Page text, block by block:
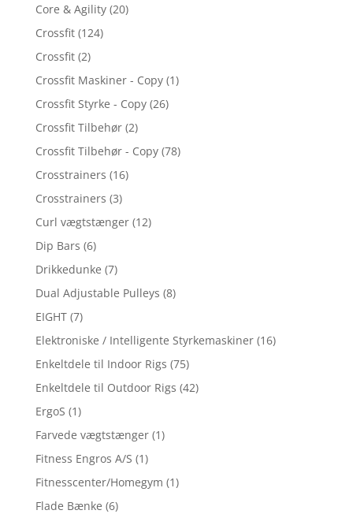
Core & Agility (20)
Crossfit (124)
Crossfit (2)
Crossfit Maskiner - Copy (1)
Crossfit Styrke - Copy (26)
Crossfit Tilbehør (2)
Crossfit Tilbehør - Copy (78)
Crosstrainers (16)
Crosstrainers (3)
Curl vægtstænger (12)
Dip Bars (6)
Drikkedunke (7)
Dual Adjustable Pulleys (8)
EIGHT (7)
Elektroniske / Intelligente Styrkemaskiner (16)
Enkeltdele til Indoor Rigs (75)
Enkeltdele til Outdoor Rigs (42)
ErgoS (1)
Farvede vægtstænger (1)
Fitness Engros A/S (1)
Fitnesscenter/Homegym (1)
Flade Bænke (6)